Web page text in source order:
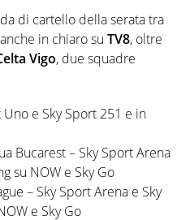
di cartello della serata tra
in chiaro su TV8, oltre
Vigo, due squadre
e Sky Sport 251 e in
Bucarest – Sky Sport Arena
su NOW e Sky Go
– Sky Sport Arena e Sky
e Sky Go